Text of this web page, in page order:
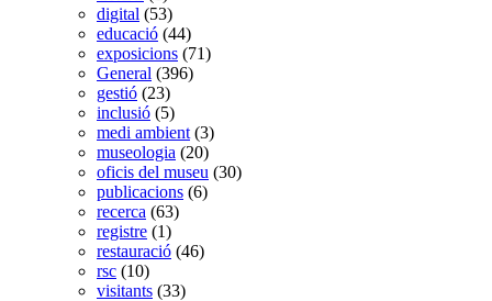
digital (53)
educació (44)
exposicions (71)
General (396)
gestió (23)
inclusió (5)
medi ambient (3)
museologia (20)
oficis del museu (30)
publicacions (6)
recerca (63)
registre (1)
restauració (46)
rsc (10)
visitants (33)